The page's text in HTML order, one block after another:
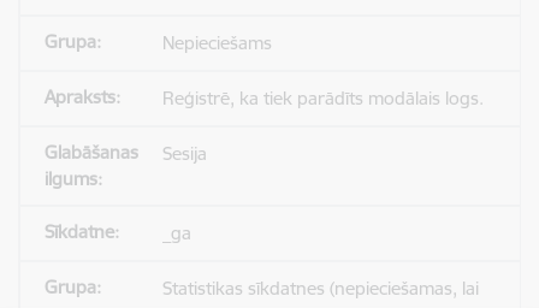
Nepieciešams
Reģistrē, ka tiek parādīts modālais logs.
Sesija
_ga
Statistikas sīkdatnes (nepieciešamas, lai